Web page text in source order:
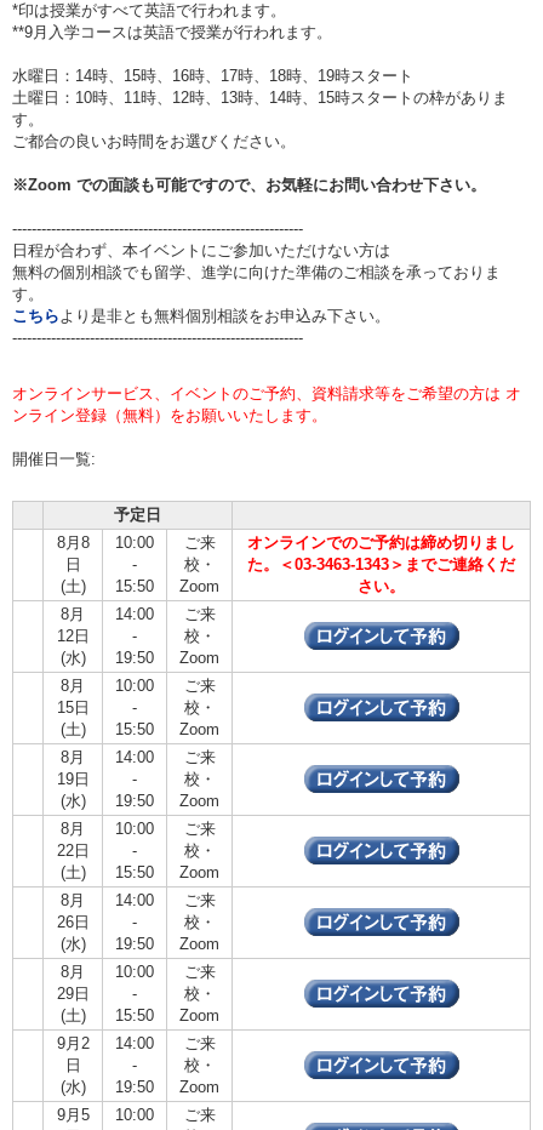
*印は授業がすべて英語で行われます。
**9月入学コースは英語で授業が行われます。
水曜日：14時、15時、16時、17時、18時、19時スタート
土曜日：10時、11時、12時、13時、14時、15時スタートの枠がありま
す。
ご都合の良いお時間をお選びください。
※Zoom での面談も可能ですので、お気軽にお問い合わせ下さい。
------------------------------------------------------------
日程が合わず、本イベントにご参加いただけない方は
無料の個別相談でも留学、進学に向けた準備のご相談を承っておりま
す。
こちらより是非とも無料個別相談をお申込み下さい。
------------------------------------------------------------
オンラインサービス、イベントのご予約、資料請求等をご希望の方は オ
ンライン登録（無料）をお願いいたします。
開催日一覧:
予定日
8月8
日
(土)
10:00
-
15:50
ご来
校・
Zoom
オンラインでのご予約は締め切りまし
た。＜03-3463-1343＞までご連絡くだ
さい。
8月
12日
(水)
14:00
-
19:50
ご来
校・
Zoom
8月
15日
(土)
10:00
-
15:50
ご来
校・
Zoom
8月
19日
(水)
14:00
-
19:50
ご来
校・
Zoom
8月
22日
(土)
10:00
-
15:50
ご来
校・
Zoom
8月
26日
(水)
14:00
-
19:50
ご来
校・
Zoom
8月
29日
(土)
10:00
-
15:50
ご来
校・
Zoom
9月2
日
(水)
14:00
-
19:50
ご来
校・
Zoom
9月5
10:00
ご来